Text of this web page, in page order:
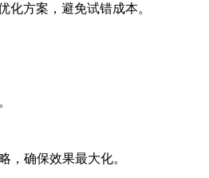
化方案，避免试错成本。
，确保效果最大化。